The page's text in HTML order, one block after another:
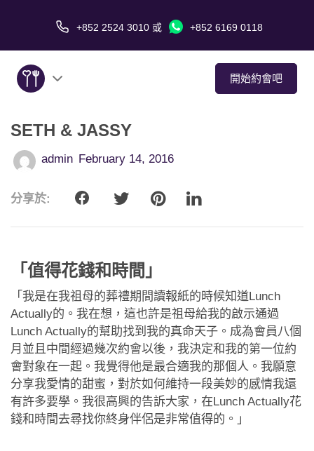
+852 2524 3010 或 +852 6169 0118
開始約會吧
關於我們
服務
愛情故事
約會技巧
應用程式
聯絡我們
SETH & JASSY
admin February 14, 2016
分享於:
「值得花錢和時間」
「我是在我祖母的葬禮期間讀報紙的時候知道Lunch
Actually的。我在想，這也許是祖母給我的啟示通過
Lunch Actually的幫助找到我的真命天子。成為會員八個
月並且中間經過幾次約會以後，我決定和我的第一位約
會對象在一起。我覺得他是最合適我的那個人。我願意
分享我愛情的甜蜜，對於如何維持一段美妙的感情我還
有許多要學。我很高興的告訴大家，在Lunch Actually花
錢和時間去尋找你終身伴侶是非常值得的。」